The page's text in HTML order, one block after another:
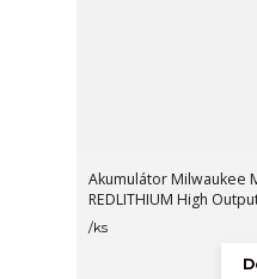
Akumulátor Milwaukee
REDLITHIUM High
/ks